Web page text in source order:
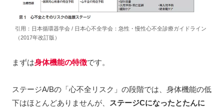
引用：日本循環器学会 / 日本心不全学会：急性・慢性心不全診療ガイドライン
（2017年改訂版）
まずは身体機能の特徴です。
ステージA/Bの「心不全リスク」の段階では、身体機能の低
下はほとんどありませんが、
ステージCになったとたんに